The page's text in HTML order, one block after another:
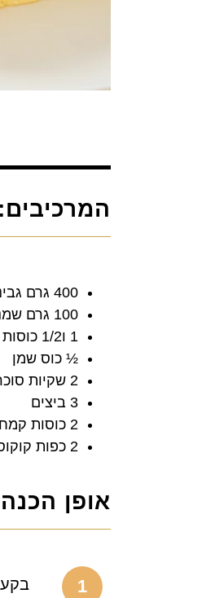
המרכיבים:
400 גרם גבינה לבנה 5-9%
100 גרם שמנת חמוצה
1 ו1/2 כוסות סוכר לבן
½ כוס שמן
2 שקיות סוכר וניל
3 ביצים
2 כוסות קמח תופח
2 כפות קוקוס לבן טחון
אופן
1